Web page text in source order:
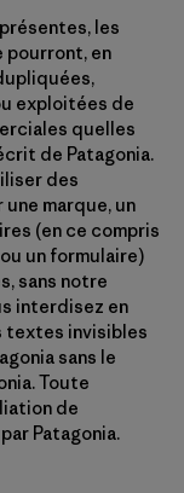
les
pourront, en
exploitées de
quelles
de Patagonia.
des
marque, un
(en ce compris
un formulaire)
sans notre
interdisez en
textes invisibles
sans le
Toute
de
Patagonia.